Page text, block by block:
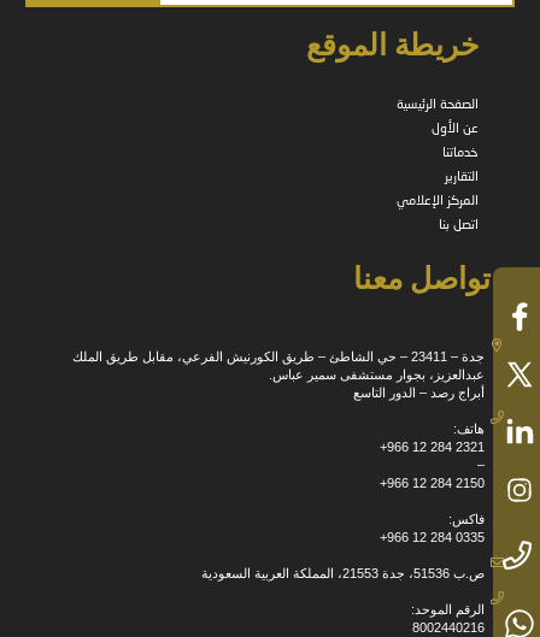
خريطة الموقع
الصفحة الرئيسية
عن الأول
خدماتنا
التقارير
المركز الإعلامي
اتصل بنا
تواصل معنا
جدة – 23411 – حي الشاطئ – طريق الكورنيش الفرعي، مقابل طريق الملك
عبدالعزيز، بجوار مستشفى سمير عباس.
أبراج رصد – الدور التاسع
هاتف:
+966 12 284 2321
–
+966 12 284 2150
فاكس:
+966 12 284 0335
ص.ب 51536، جدة 21553، المملكة العربية السعودية
الرقم الموحد:
8002440216